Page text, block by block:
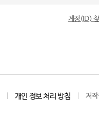
계정(ID)
개인 정보 처리 방침 저